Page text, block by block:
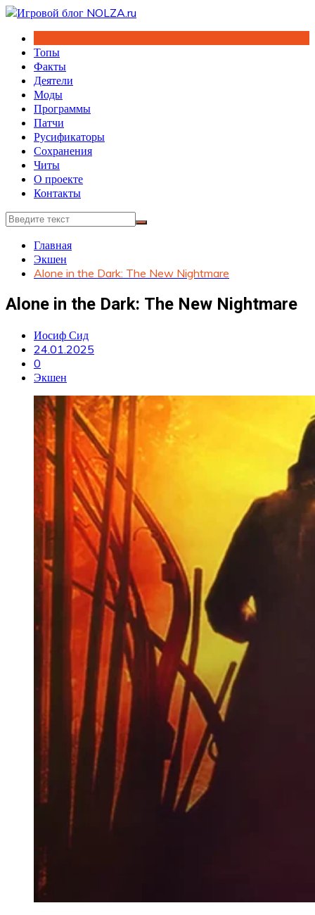
Перейти
содержимому
Топы
Факты
Деятели
Моды
Программы
Патчи
Русификаторы
Сохранения
Читы
О проекте
Контакты
Главная
Экшен
Alone in the Dark: The New Nightmare
Alone in the Dark: The New Nightmare
Иосиф Сид
24.01.2025
0
Экшен